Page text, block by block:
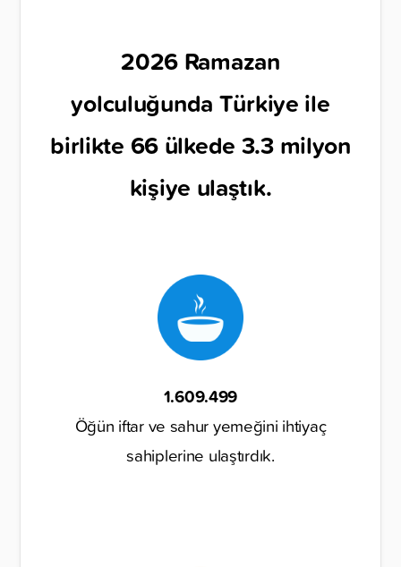
2026 Ramazan
yolculuğunda Türkiye ile
birlikte 66 ülkede 3.3 milyon
kişiye ulaştık.
1.609.499
Öğün iftar ve sahur yemeğini ihtiyaç
sahiplerine ulaştırdık.